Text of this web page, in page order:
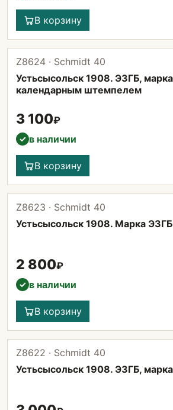
В корзину
Z8624 · Schmidt 40
Устьсысольск 1908. ЭЗГБ,
календарным штемпелем
3 100₽
✓ в наличии
В корзину
Z8623 · Schmidt 40
Устьсысольск 1908. Марка
2 800₽
✓ в наличии
В корзину
Z8622 · Schmidt 40
Устьсысольск 1908. ЭЗГБ,